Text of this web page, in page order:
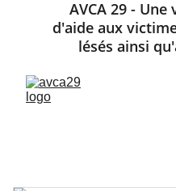
AVCA 29 -
d'aide aux
lésés ainsi